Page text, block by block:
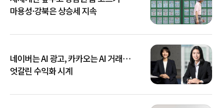
마용성·강북은 상승세 지속
네이버는 AI 광고, 카카오는 AI 거래…
엇갈린 수익화 시계